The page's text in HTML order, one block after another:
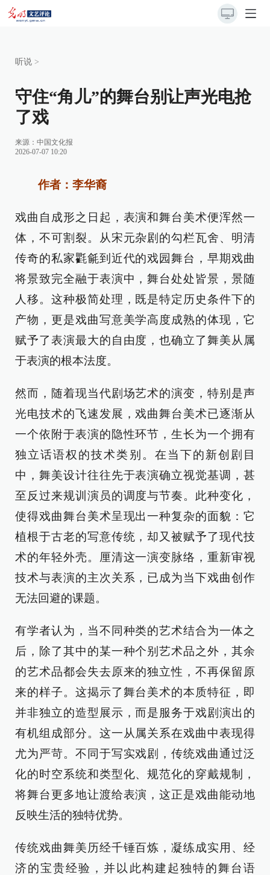
听说 >
守住“角儿”的舞台别让声光电抢
了戏
来源： 中国文化报
2026-07-07 10:20
作者：李华裔
戏曲自成形之日起，表演和舞台美术便浑然一
体，不可割裂。从宋元杂剧的勾栏瓦舍、明清
传奇的私家氍毹到近代的戏园舞台，早期戏曲
将景致完全融于表演中，舞台处处皆景，景随
人移。这种极简处理，既是特定历史条件下的
产物，更是戏曲写意美学高度成熟的体现，它
赋予了表演最大的自由度，也确立了舞美从属
于表演的根本法度。
然而，随着现当代剧场艺术的演变，特别是声
光电技术的飞速发展，戏曲舞台美术已逐渐从
一个依附于表演的隐性环节，生长为一个拥有
独立话语权的技术类别。在当下的新创剧目
中，舞美设计往往先于表演确立视觉基调，甚
至反过来规训演员的调度与节奏。此种变化，
使得戏曲舞台美术呈现出一种复杂的面貌：它
植根于古老的写意传统，却又被赋予了现代技
术的年轻外壳。厘清这一演变脉络，重新审视
技术与表演的主次关系，已成为当下戏曲创作
无法回避的课题。
有学者认为，当不同种类的艺术结合为一体之
后，除了其中的某一种个别艺术品之外，其余
的艺术品都会失去原来的独立性，不再保留原
来的样子。这揭示了舞台美术的本质特征，即
并非独立的造型展示，而是服务于戏剧演出的
有机组成部分。这一从属关系在戏曲中表现得
尤为严苛。不同于写实戏剧，传统戏曲通过泛
化的时空系统和类型化、规范化的穿戴规制，
将舞台更多地让渡给表演，这正是戏曲能动地
反映生活的独特优势。
传统戏曲舞美历经千锤百炼，凝练成实用、经
济的宝贵经验，并以此构建起独特的舞台语